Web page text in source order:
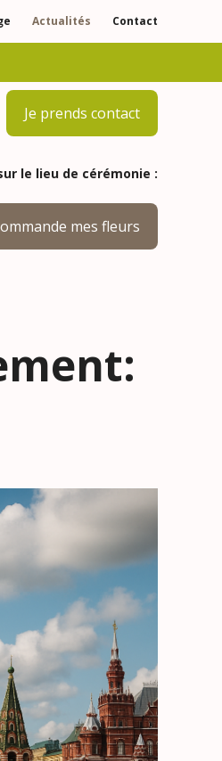
Actualités Contact
Je prends contact
le lieu de cérémonie :
mes fleurs